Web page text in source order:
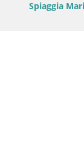
Spiaggia Mari